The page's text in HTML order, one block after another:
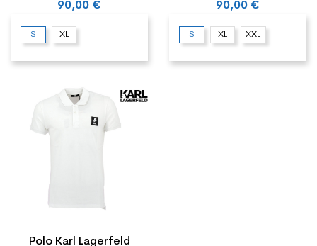
90,00 €
S XL
90,00 €
S XL XXL
Polo Karl Lagerfeld